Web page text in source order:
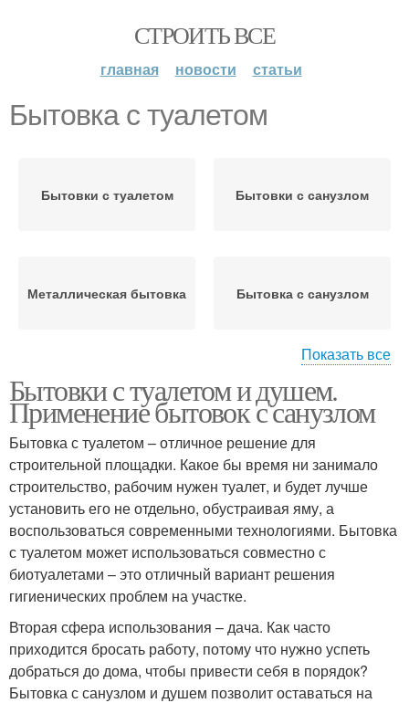
СТРОИТЬ ВСЕ
главная новости статьи
Бытовка с туалетом
Бытовки с туалетом Бытовки с санузлом
Металлическая бытовка Бытовка с санузлом
Душ в бытовке Бытовки для дачи
Туалет в бытовке Хозблок из туалета
Цены на бытовки
Двухкомнатная бытовка Дачная бытовка
Показать все
Бытовки с туалетом и душем.
Применение бытовок с санузлом
Бытовка с туалетом – отличное решение для
строительной площадки. Какое бы время ни занимало
строительство, рабочим нужен туалет, и будет лучше
установить его не отдельно, обустраивая яму, а
воспользоваться современными технологиями. Бытовка
с туалетом может использоваться совместно с
биотуалетами – это отличный вариант решения
гигиенических проблем на участке.
Вторая сфера использования – дача. Как часто
приходится бросать работу, потому что нужно успеть
добраться до дома, чтобы привести себя в порядок?
Бытовка с санузлом и душем позволит оставаться на